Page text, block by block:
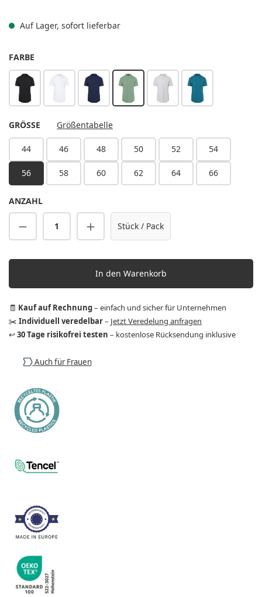
Auf Lager, sofort lieferbar
FARBE
schwarz stahlblau pastellgrünsilbergrau dunkelpetrol
GRÖSSE AUSWÄHLEN
Größentabelle
44 46 48 50 52 54
56 58 60 62 64 66
ANZAHL
Produkt Anzahl: Gib den gewünschten
Stück / Pack
In den Warenkorb
🧾 Kauf auf Rechnung– einfach und sicher für Unternehmen
✂️ Individuell veredelbar– Jetzt Veredelung anfragen
↩️ 30 Tage risikofrei testen – kostenlose Rücksendung inklusive
Auch für Frauen